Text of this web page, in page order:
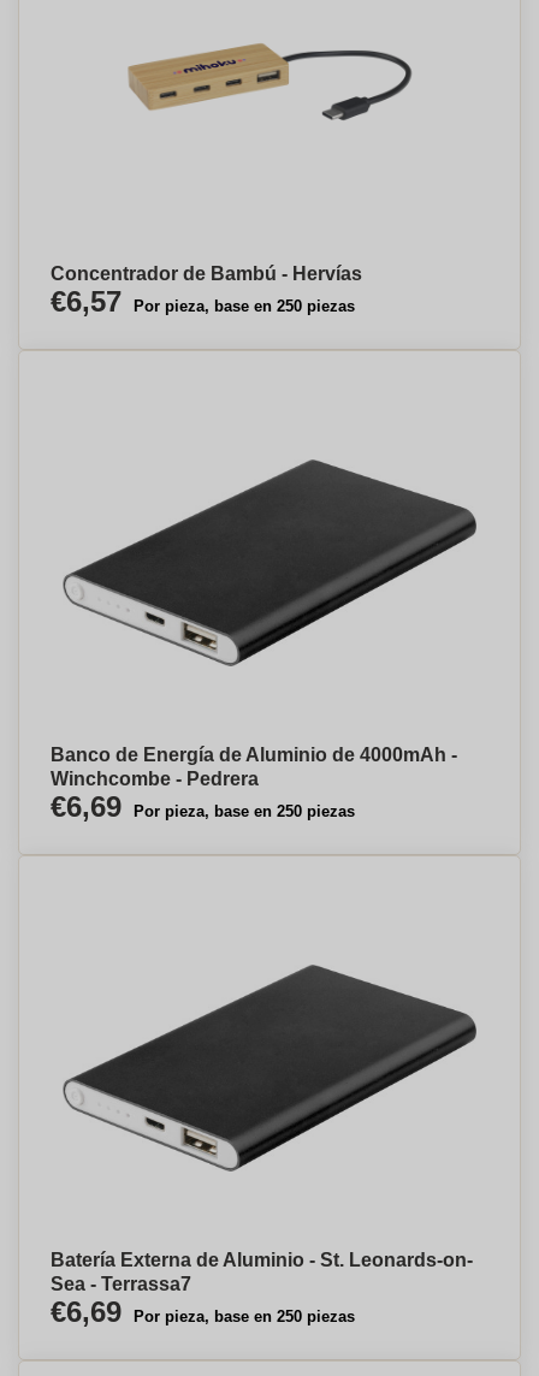
Concentrador de Bambú - Hervías
€6,57 Por pieza, base en 250 piezas
Banco de Energía de Aluminio de 4000mAh -
Winchcombe - Pedrera
€6,69 Por pieza, base en 250 piezas
Batería Externa de Aluminio - St. Leonards-on-
Sea - Terrassa⁠7
€6,69 Por pieza, base en 250 piezas